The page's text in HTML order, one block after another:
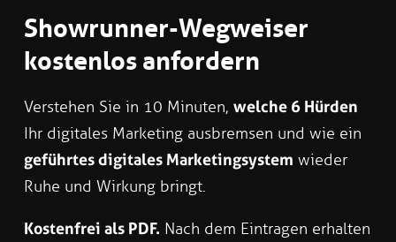
Showrunner-Wegweiser
kostenlos anfordern
Verstehen Sie in 10 Minuten, welche 6 Hürden
Ihr digitales Marketing ausbremsen und wie ein
geführtes digitales Marketingsystem wieder
Ruhe und Wirkung bringt.
Kostenfrei als PDF. Nach dem Eintragen erhalten